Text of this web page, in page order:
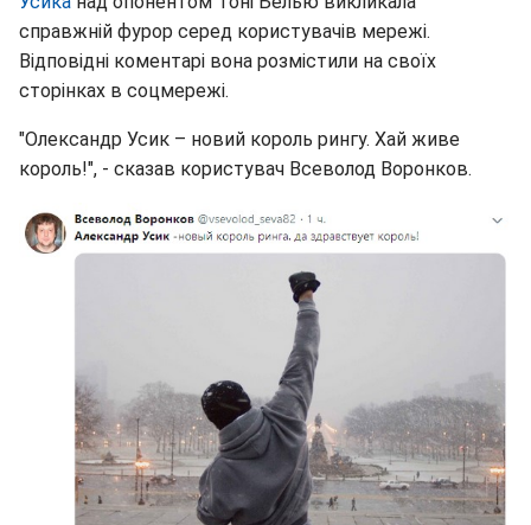
справжній фурор серед користувачів мережі.
Відповідні коментарі вона розмістили на своїх
сторінках в соцмережі.
"Олександр Усик – новий король рингу. Хай живе
король!", - сказав користувач Всеволод Воронков.